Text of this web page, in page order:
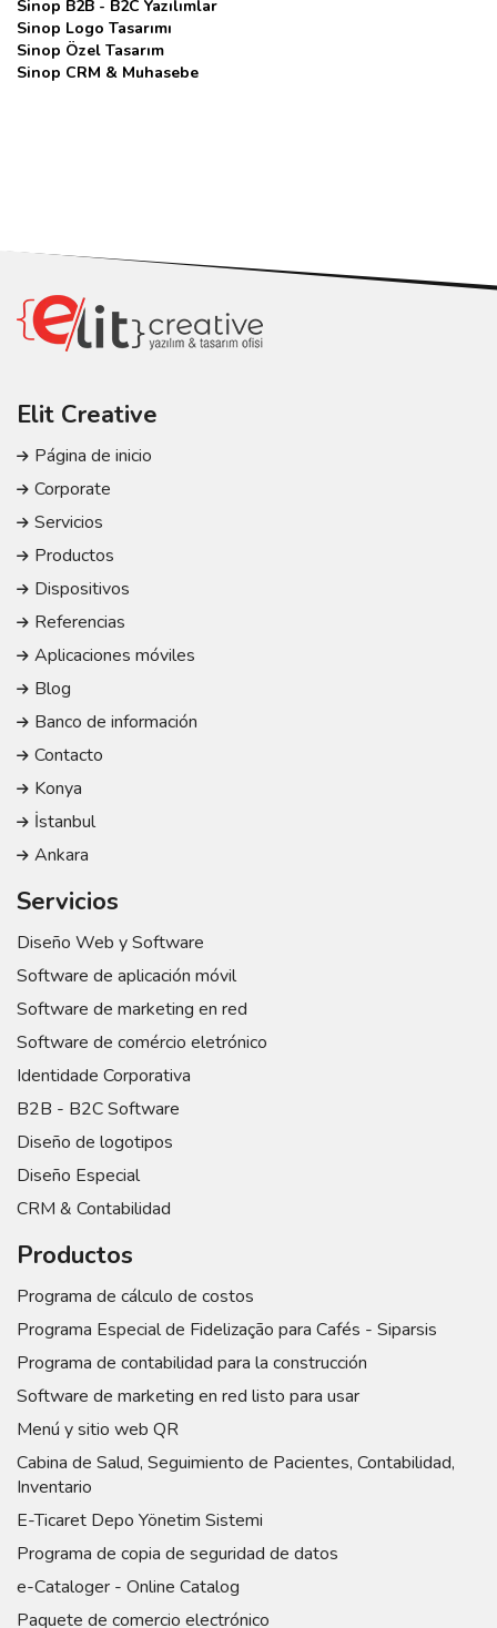
Sinop B2B - B2C Yazılımlar
Sinop Logo Tasarımı
Sinop Özel Tasarım
Sinop CRM & Muhasebe
Elit Creative
Página de inicio
Corporate
Servicios
Productos
Dispositivos
Referencias
Aplicaciones móviles
Blog
Banco de información
Contacto
Konya
İstanbul
Ankara
Servicios
Diseño Web y Software
Software de aplicación móvil
Software de marketing en red
Software de comércio eletrónico
Identidade Corporativa
B2B - B2C Software
Diseño de logotipos
Diseño Especial
CRM & Contabilidad
Productos
Programa de cálculo de costos
Programa Especial de Fidelização para Cafés - Siparsis
Programa de contabilidad para la construcción
Software de marketing en red listo para usar
Menú y sitio web QR
Cabina de Salud, Seguimiento de Pacientes, Contabilidad,
Inventario
E-Ticaret Depo Yönetim Sistemi
Programa de copia de seguridad de datos
e-Cataloger - Online Catalog
Paquete de comercio electrónico